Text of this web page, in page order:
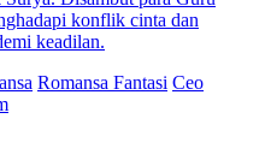
Travel